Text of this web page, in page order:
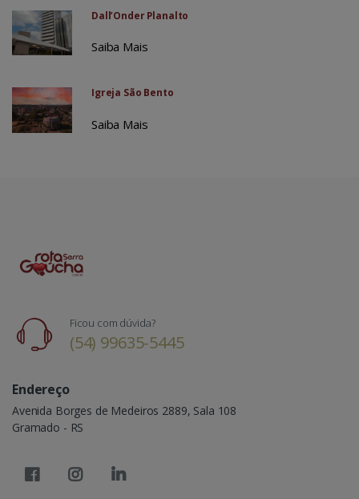
Dall’Onder Planalto
Saiba Mais
Igreja São Bento
Saiba Mais
Ficou com dúvida?
(54) 99635-5445
Endereço
Avenida Borges de Medeiros 2889, Sala 108
Gramado - RS